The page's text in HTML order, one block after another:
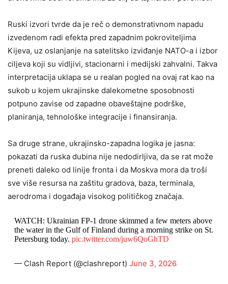
Ruski izvori tvrde da je reč o demonstrativnom napadu
izvedenom radi efekta pred zapadnim pokroviteljima
Kijeva, uz oslanjanje na satelitsko izviđanje NATO-a i izbor
ciljeva koji su vidljivi, stacionarni i medijski zahvalni. Takva
interpretacija uklapa se u realan pogled na ovaj rat kao na
sukob u kojem ukrajinske dalekometne sposobnosti
potpuno zavise od zapadne obaveštajne podrške,
planiranja, tehnološke integracije i finansiranja.
Sa druge strane, ukrajinsko-zapadna logika je jasna:
pokazati da ruska dubina nije nedodirljiva, da se rat može
preneti daleko od linije fronta i da Moskva mora da troši
sve više resursa na zaštitu gradova, baza, terminala,
aerodroma i događaja visokog političkog značaja.
WATCH: Ukrainian FP-1 drone skimmed a few meters above
the water in the Gulf of Finland during a morning strike on St.
Petersburg today. pic.twitter.com/juw6QoGhTD
— Clash Report (@clashreport) June 3, 2026